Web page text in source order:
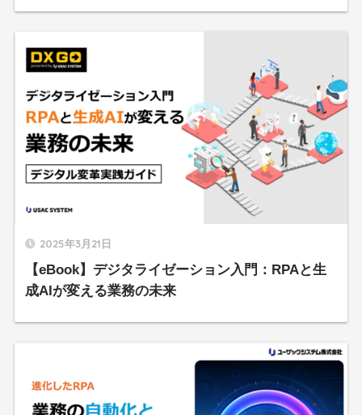
2025年3月21日
【eBook】デジタライゼーション入門：RPAと生
成AIが変える業務の未来